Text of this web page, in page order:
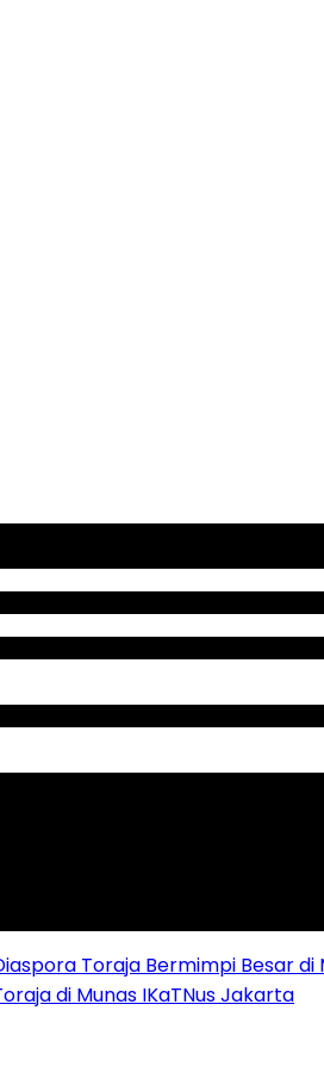
Toraja Bermimpi Besar di
di Munas IKaTNus Jakarta